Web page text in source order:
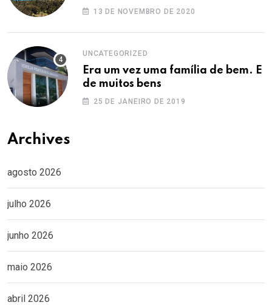
13 DE NOVEMBRO DE 2020
UNCATEGORIZED
Era um vez uma família de bem. E
de muitos bens
25 DE JANEIRO DE 2019
Archives
agosto 2026
julho 2026
junho 2026
maio 2026
abril 2026